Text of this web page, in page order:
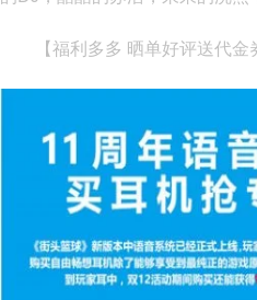
【福利多多 晒单好评送代金